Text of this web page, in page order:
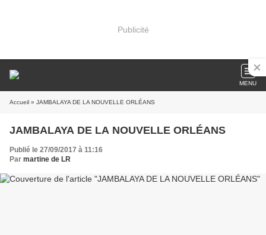
Publicité
MENU
Accueil » JAMBALAYA DE LA NOUVELLE ORLÉANS
JAMBALAYA DE LA NOUVELLE ORLÉANS
Publié le 27/09/2017 à 11:16
Par martine de LR